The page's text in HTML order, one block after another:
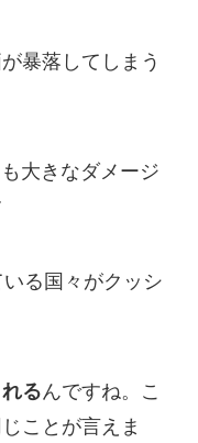
暴落してしまう
大きなダメージ
る国々がクッシ
るんですね。こ
ことが言えま